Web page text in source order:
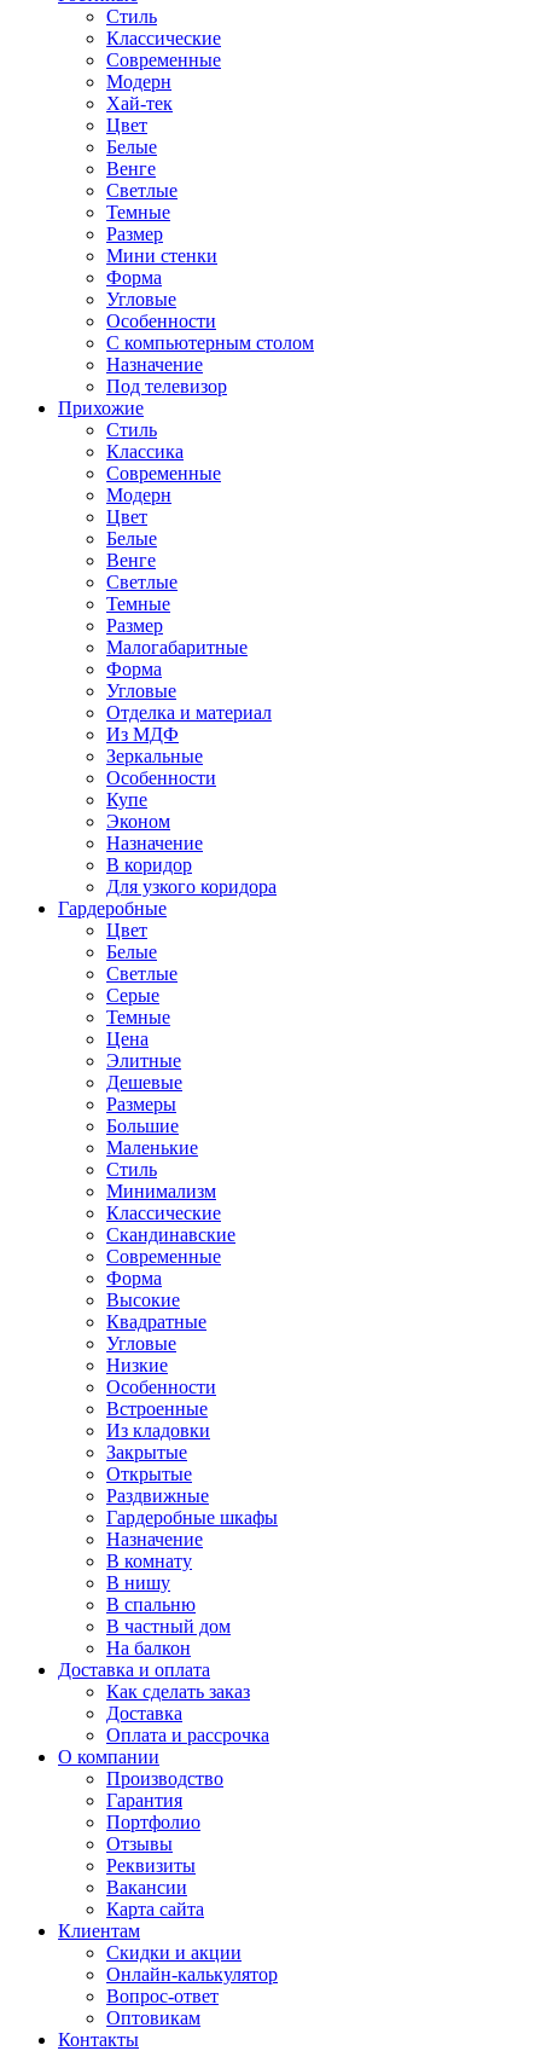
Стиль
Классические
Современные
Модерн
Хай-тек
Цвет
Белые
Венге
Светлые
Темные
Размер
Мини стенки
Форма
Угловые
Особенности
С компьютерным столом
Назначение
Под телевизор
Прихожие
Стиль
Классика
Современные
Модерн
Цвет
Белые
Венге
Светлые
Темные
Размер
Малогабаритные
Форма
Угловые
Отделка и материал
Из МДФ
Зеркальные
Особенности
Купе
Эконом
Назначение
В коридор
Для узкого коридора
Гардеробные
Цвет
Белые
Светлые
Серые
Темные
Цена
Элитные
Дешевые
Размеры
Большие
Маленькие
Стиль
Минимализм
Классические
Скандинавские
Современные
Форма
Высокие
Квадратные
Угловые
Низкие
Особенности
Встроенные
Из кладовки
Закрытые
Открытые
Раздвижные
Гардеробные шкафы
Назначение
В комнату
В нишу
В спальню
В частный дом
На балкон
Доставка и оплата
Как сделать заказ
Доставка
Оплата и рассрочка
О компании
Производство
Гарантия
Портфолио
Отзывы
Реквизиты
Вакансии
Карта сайта
Клиентам
Скидки и акции
Онлайн-калькулятор
Вопрос-ответ
Оптовикам
Контакты